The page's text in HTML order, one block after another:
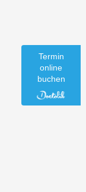
Termin
online
buchen